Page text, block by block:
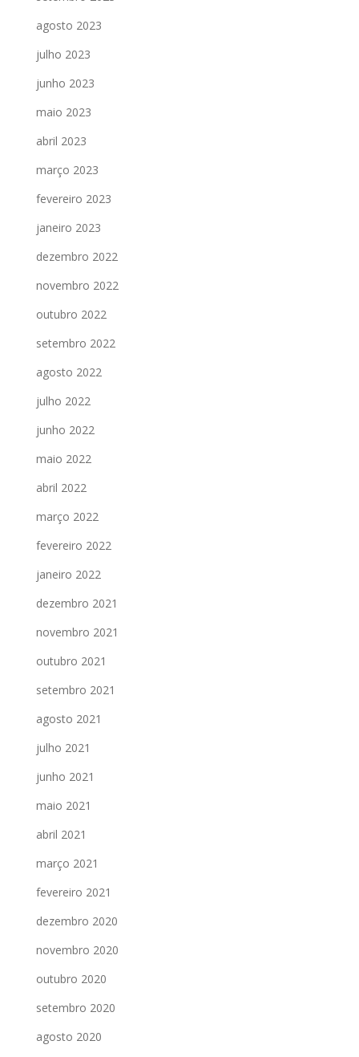
agosto 2023
julho 2023
junho 2023
maio 2023
abril 2023
março 2023
fevereiro 2023
janeiro 2023
dezembro 2022
novembro 2022
outubro 2022
setembro 2022
agosto 2022
julho 2022
junho 2022
maio 2022
abril 2022
março 2022
fevereiro 2022
janeiro 2022
dezembro 2021
novembro 2021
outubro 2021
setembro 2021
agosto 2021
julho 2021
junho 2021
maio 2021
abril 2021
março 2021
fevereiro 2021
dezembro 2020
novembro 2020
outubro 2020
setembro 2020
agosto 2020